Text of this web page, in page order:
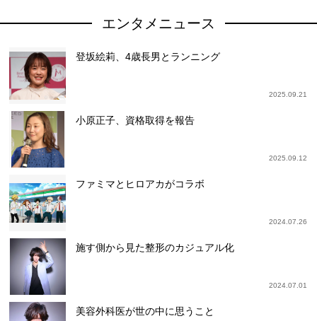
エンタメニュース
登坂絵莉、4歳長男とランニング
2025.09.21
小原正子、資格取得を報告
2025.09.12
ファミマとヒロアカがコラボ
2024.07.26
施す側から見た整形のカジュアル化
2024.07.01
美容外科医が世の中に思うこと